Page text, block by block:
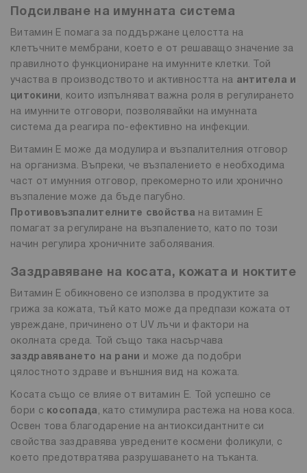
Подсилване на имунната система
Витамин Е помага за поддържане целостта на
клетъчните мембрани, което е от решаващо значение за
правилното функциониране на имунните клетки. Той
участва в производството и активността на антитела и
цитокини , които изпълняват важна роля в регулирането
на имунните отговори, позволявайки на имунната
система да реагира по-ефективно на инфекции.
Витамин Е може да модулира и възпалителния отговор
на организма. Въпреки, че възпалението е необходима
част от имунния отговор, прекомерното или хронично
възпаление може да бъде пагубно.
Противовъзпалителните свойства на витамин Е
помагат за регулиране на възпалението, като по този
начин регулира хроничните заболявания.
Заздравяване на косата, кожата и ноктите
Витамин Е обикновено се използва в продуктите за
грижа за кожата, тъй като може да предпази кожата от
увреждане, причинено от UV лъчи и фактори на
околната среда. Той също така насърчава
заздравяването на рани
и може да подобри
цялостното здраве и външния вид на кожата.
Косата също се влияе от витамин Е. Той успешно се
бори с косопада , като стимулира растежа на нова коса.
Освен това благодарение на антиоксидантните си
свойства заздравява увредените космени фоликули, с
което предотвратява разрушаването на тъканта.